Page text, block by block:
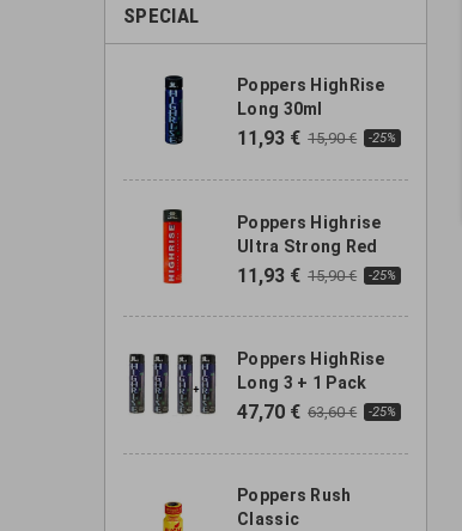
SPECIAL
Poppers HighRise
Long 30ml
11,93 € 15,90 € -25%
Poppers Highrise
Ultra Strong Red
11,93 € 15,90 € -25%
Poppers HighRise
Long 3 + 1 Pack
47,70 € 63,60 € -25%
Poppers Rush
Classic